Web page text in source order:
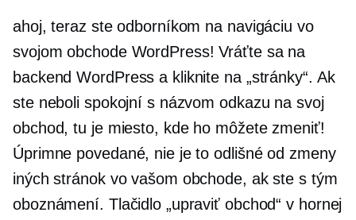
ahoj, teraz ste odborníkom na navigáciu vo
svojom obchode WordPress! Vráťte sa na
backend WordPress a kliknite na „stránky“. Ak
ste neboli spokojní s názvom odkazu na svoj
obchod, tu je miesto, kde ho môžete zmeniť!
Úprimne povedané, nie je to odlišné od zmeny
iných stránok vo vašom obchode, ak ste s tým
oboznámení. Tlačidlo „upraviť obchod“ v hornej